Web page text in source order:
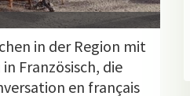
in der Region mit
Französisch, die
en français